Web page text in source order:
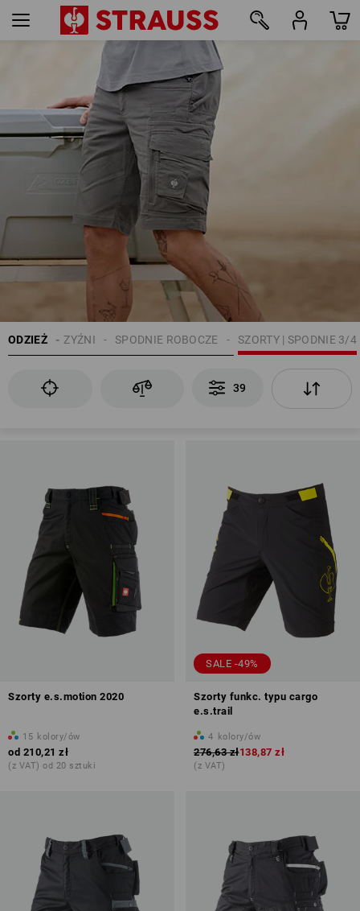
ODZIEŻ SZORTY | SPODNIE 3/4
SPODNIE ROBOCZE
MĘŻCZYŹNI
39
Szorty e.s.motion 2020
15 kolory/ów
od 210,21 zł
(z VAT) od 20 sztuki
SALE -49%
Szorty funkc. typu cargo
e.s.trail
4 kolory/ów
276,63 zł138,87 zł
(z VAT)